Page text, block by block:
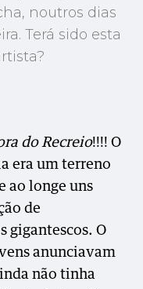
noutros dias
Terá sido esta
do Recreio!!!! O
era um terreno
ao longe uns
de
gigantescos. O
anunciavam
não tinha